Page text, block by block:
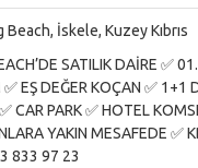
Beach, İskele, Kuzey Kıbrıs
SATILIK DAİRE ✅
EŞ DEĞER KOÇAN ✅ 1+1
CAR PARK ✅ HOTEL
YAKIN MESAFEDE ✅
833 97 23